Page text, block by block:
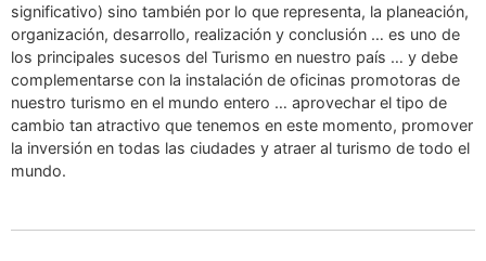
significativo) sino también por lo que representa, la planeación,
organización, desarrollo, realización y conclusión … es uno de
los principales sucesos del Turismo en nuestro país … y debe
complementarse con la instalación de oficinas promotoras de
nuestro turismo en el mundo entero … aprovechar el tipo de
cambio tan atractivo que tenemos en este momento, promover
la inversión en todas las ciudades y atraer al turismo de todo el
mundo.